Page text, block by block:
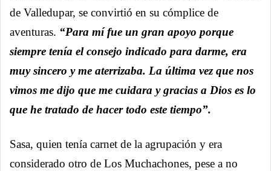
de Valledupar, se convirtió en su cómplice de
aventuras. “Para mí fue un gran apoyo porque
siempre tenía el consejo indicado para darme, era
muy sincero y me aterrizaba. La última vez que nos
vimos me dijo que me cuidara y gracias a Dios es lo
que he tratado de hacer todo este tiempo”.
Sasa, quien tenía carnet de la agrupación y era
considerado otro de Los Muchachones, pese a no